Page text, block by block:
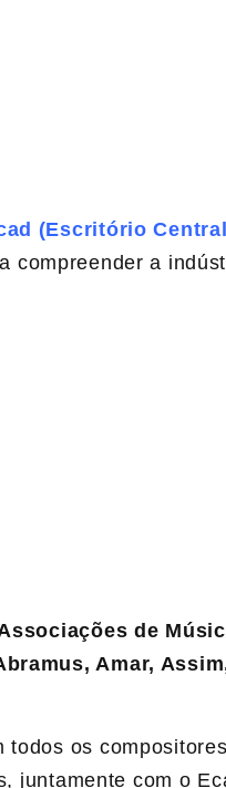
(Escritório
compreender a
de
Amar,
todos os
juntamente com o